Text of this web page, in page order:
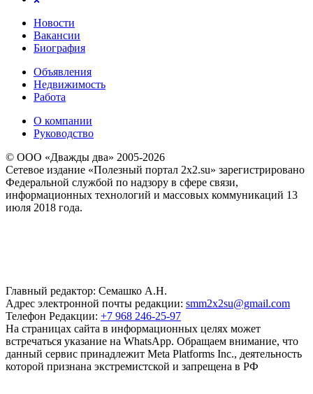
Новости
Вакансии
Биография
Объявления
Недвижимость
Работа
О компании
Руководство
© ООО «Дважды два» 2005-2026
Сетевое издание «Полезный портал 2x2.su» зарегистрировано
Федеральной службой по надзору в сфере связи,
информационных технологий и массовых коммуникаций 13
июля 2018 года.
Главный редактор: Семашко А.Н.
Адрес электронной почты редакции: smm2x2su@gmail.com
Телефон Редакции: +7 968 246-25-97
На страницах сайта в информационных целях может
встречаться указание на WhatsApp. Обращаем внимание, что
данный сервис принадлежит Meta Platforms Inc., деятельность
которой признана экстремистской и запрещена в РФ